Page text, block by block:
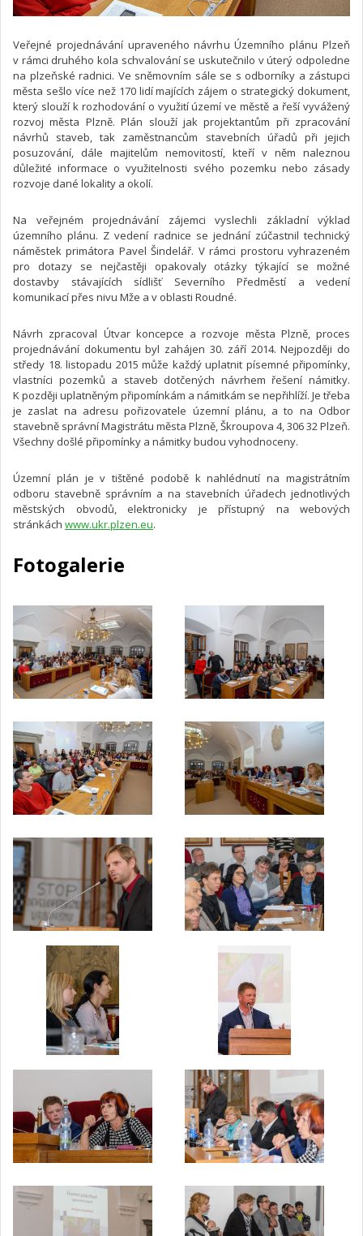
Veřejné projednávání upraveného návrhu Územního plánu Plzeň
v rámci druhého kola schvalování se uskutečnilo v úterý odpoledne
na plzeňské radnici. Ve sněmovním sále se s odborníky a zástupci
města sešlo více než 170 lidí majících zájem o strategický dokument,
který slouží k rozhodování o využití území ve městě a řeší vyvážený
rozvoj města Plzně. Plán slouží jak projektantům při zpracování
návrhů staveb, tak zaměstnancům stavebních úřadů při jejich
posuzování, dále majitelům nemovitostí, kteří v něm naleznou
důležité informace o využitelnosti svého pozemku nebo zásady
rozvoje dané lokality a okolí.
Na veřejném projednávání zájemci vyslechli základní výklad
územního plánu. Z vedení radnice se jednání zúčastnil technický
náměstek primátora Pavel Šindelář. V rámci prostoru vyhrazeném
pro dotazy se nejčastěji opakovaly otázky týkající se možné
dostavby stávajících sídlišť Severního Předměstí a vedení
komunikací přes nivu Mže a v oblasti Roudné.
Návrh zpracoval Útvar koncepce a rozvoje města Plzně, proces
projednávání dokumentu byl zahájen 30. září 2014. Nejpozději do
středy 18. listopadu 2015 může každý uplatnit písemné připomínky,
vlastníci pozemků a staveb dotčených návrhem řešení námitky.
K později uplatněným připomínkám a námitkám se nepřihlíží. Je třeba
je zaslat na adresu pořizovatele územní plánu, a to na Odbor
stavebně správní Magistrátu města Plzně, Škroupova 4, 306 32 Plzeň.
Všechny došlé připomínky a námitky budou vyhodnoceny.
Územní plán je v tištěné podobě k nahlédnutí na magistrátním
odboru stavebně správním a na stavebních úřadech jednotlivých
městských obvodů, elektronicky je přístupný na webových
stránkách www.ukr.plzen.eu.
Fotogalerie